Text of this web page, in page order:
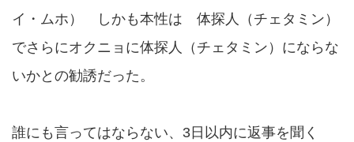
イ・ムホ） しかも本性は 体探人（チェタミン）
でさらにオクニョに体探人（チェタミン）にならな
いかとの勧誘だった。
誰にも言ってはならない、3日以内に返事を聞く